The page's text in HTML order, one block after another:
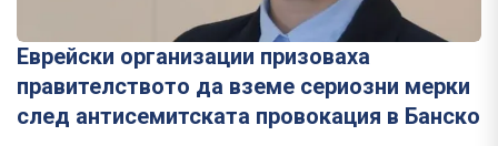
Еврейски организации призоваха
правителството да вземе сериозни мерки
след антисемитската провокация в Банско